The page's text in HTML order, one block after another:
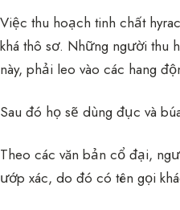
Việc thu hoạch tinh chất
khá thô sơ. Những người thu
này, phải leo vào các hang
Sau đó họ sẽ dùng đục và
Theo các văn bản cổ đại,
ướp xác, do đó có tên gọi